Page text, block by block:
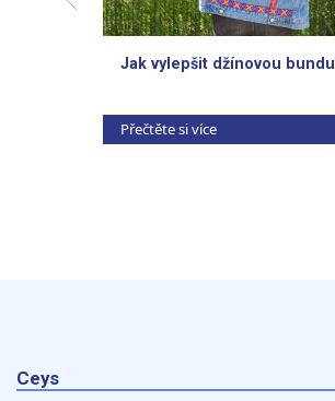
Jak vylepšit džínovou bundu
Přečtěte si více
Ceys